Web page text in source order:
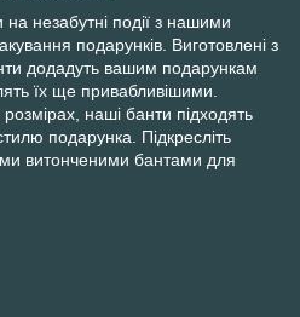
незабутні події з нашими
подарунків. Виготовлені з
додадуть вашим подарункам
їх ще привабливішими.
розмірах, наші банти підходять
подарунка. Підкресліть
витонченими бантами для